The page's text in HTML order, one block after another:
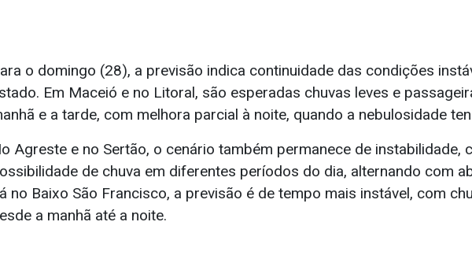
o domingo (28), a previsão indica continuidade das condições
Em Maceió e no Litoral, são esperadas chuvas leves e
e a tarde, com melhora parcial à noite, quando a nebulosidade
Agreste e no Sertão, o cenário também permanece de instabilidade,
de chuva em diferentes períodos do dia, alternando com
no Baixo São Francisco, a previsão é de tempo mais instável, com
a manhã até a noite.